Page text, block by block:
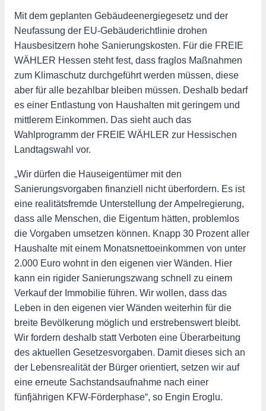
Mit dem geplanten Gebäudeenergiegesetz und der
Neufassung der EU-Gebäuderichtlinie drohen
Hausbesitzern hohe Sanierungskosten. Für die FREIE
WÄHLER Hessen steht fest, dass fraglos Maßnahmen
zum Klimaschutz durchgeführt werden müssen, diese
aber für alle bezahlbar bleiben müssen. Deshalb bedarf
es einer Entlastung von Haushalten mit geringem und
mittlerem Einkommen. Das sieht auch das
Wahlprogramm der FREIE WÄHLER zur Hessischen
Landtagswahl vor.
„Wir dürfen die Hauseigentümer mit den
Sanierungsvorgaben finanziell nicht überfordern. Es ist
eine realitätsfremde Unterstellung der Ampelregierung,
dass alle Menschen, die Eigentum hätten, problemlos
die Vorgaben umsetzen können. Knapp 30 Prozent aller
Haushalte mit einem Monatsnettoeinkommen von unter
2.000 Euro wohnt in den eigenen vier Wänden. Hier
kann ein rigider Sanierungszwang schnell zu einem
Verkauf der Immobilie führen. Wir wollen, dass das
Leben in den eigenen vier Wänden weiterhin für die
breite Bevölkerung möglich und erstrebenswert bleibt.
Wir fordern deshalb statt Verboten eine Überarbeitung
des aktuellen Gesetzesvorgaben. Damit dieses sich an
der Lebensrealität der Bürger orientiert, setzen wir auf
eine erneute Sachstandsaufnahme nach einer
fünfjährigen KFW-Förderphase“, so Engin Eroglu.